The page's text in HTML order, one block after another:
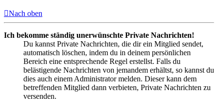
Nach oben
Ich bekomme ständig unerwünschte Private Nachrichten!
Du kannst Private Nachrichten, die dir ein Mitglied sendet,
automatisch löschen, indem du in deinem persönlichen
Bereich eine entsprechende Regel erstellst. Falls du
belästigende Nachrichten von jemandem erhältst, so kannst du
dies auch einem Administrator melden. Dieser kann dem
betreffenden Mitglied dann verbieten, Private Nachrichten zu
versenden.